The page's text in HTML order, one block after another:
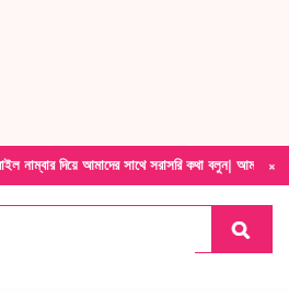
×
সাথে সরাসরি কথা বলুন| আমাদের যেকোনো